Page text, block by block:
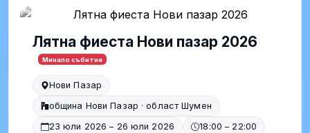
Лятна фиеста Нови пазар 2026
Минало събитие
Нови Пазар
община Нови Пазар · област Шумен
23 юли 2026 – 26 юли 2026
18:00 – 22:00